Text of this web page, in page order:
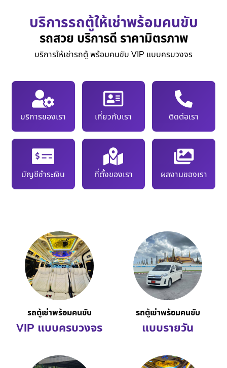
บริการรถตู้ให้เช่าพร้อมคนขับ
รถสวย บริการดี ราคามิตรภาพ
บริการให้เช่ารถตู้ พร้อมคนขับ VIP แบบครบวงจร
บริการของเรา เกี่ยวกับเรา ติดต่อเรา
บัญชีชำระเงิน ที่ตั้งของเรา ผลงานของเรา
รถตู้เช่าพร้อมคนขับ
VIP แบบครบวงจร
รถตู้เช่าพร้อมคนขับ
แบบรายวัน